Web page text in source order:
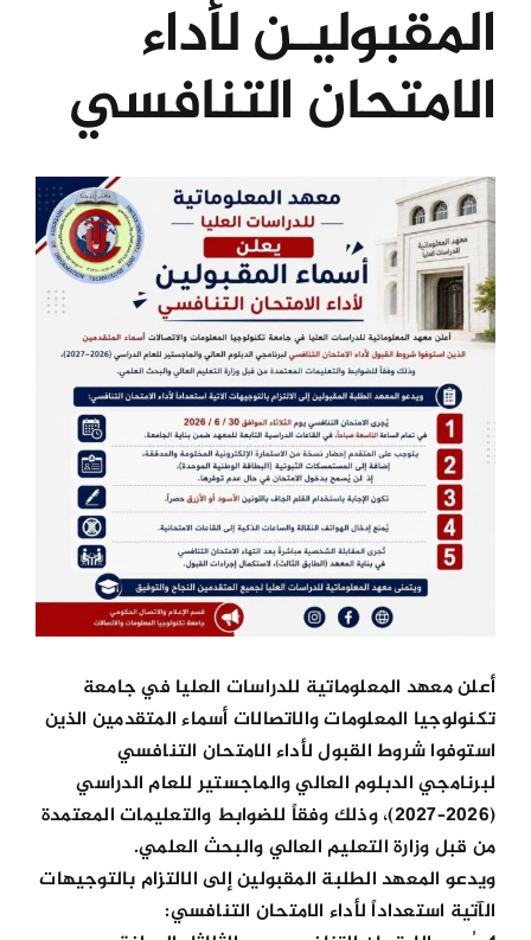
المراكز
الخدمات
اتصل بنا
المقبوليـن لأداء
الامتحان التنافسي
View
Larger
Image
أعلن معهد المعلوماتية للدراسات العليا في جامعة
تكنولوجيا المعلومات والاتصالات أسماء المتقدمين الذين
استوفوا شروط القبول لأداء الامتحان التنافسي
لبرنامجي الدبلوم العالي والماجستير للعام الدراسي
(2026–2027)، وذلك وفقاً للضوابط والتعليمات المعتمدة
من قبل وزارة التعليم العالي والبحث العلمي.
ويدعو المعهد الطلبة المقبولين إلى الالتزام بالتوجيهات
الآتية استعداداً لأداء الامتحان التنافسي: